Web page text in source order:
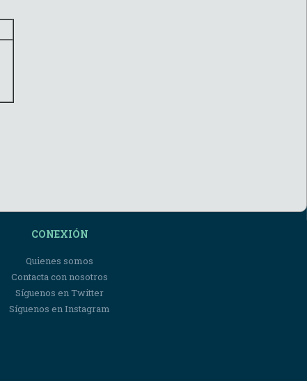
CONEXIÓN
Quienes somos
Contacta con nosotros
Síguenos en Twitter
Síguenos en Instagram